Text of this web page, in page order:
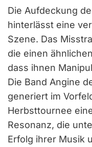
Die Aufdeckung
hinterlässt eine
Szene. Das
die einen
dass ihnen
Die Band Angine
generiert im
Herbsttournee
Resonanz, die
Erfolg ihrer Musik